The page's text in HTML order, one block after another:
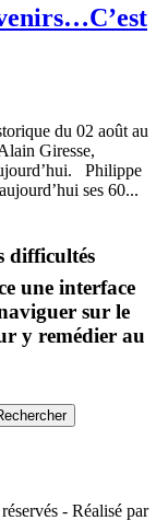
du 02 août au
Giresse,
Philippe
ses 60...
difficultés
une interface
sur le
y remédier au
- Réalisé par